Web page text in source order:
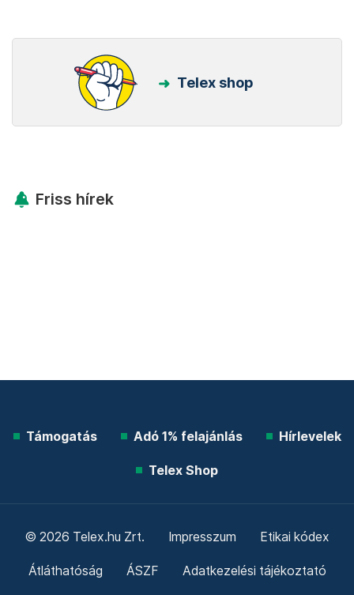
Telex shop
Friss hírek
Támogatás Adó 1% felajánlás Hírlevelek
Telex Shop
© 2026 Telex.hu Zrt. Impresszum Etikai kódex
Átláthatóság ÁSZF Adatkezelési tájékoztató